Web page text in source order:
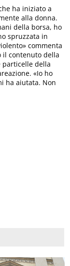
ha iniziato a
alla donna.
della borsa, ho
spruzzata in
commenta
il contenuto della
particelle della
«Io ho
ha aiutata. Non